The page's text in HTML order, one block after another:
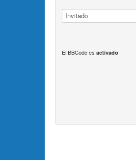
El BBCode es activado